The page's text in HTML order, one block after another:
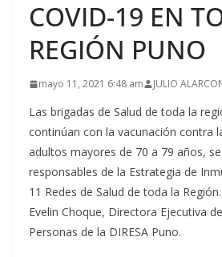
COVID-19 EN
REGIÓN PUNO
mayo 11, 2021 6:48 am JULIO
Las brigadas de Salud de toda la
continúan con la vacunación contra
adultos mayores de 70 a 79 años,
responsables de la Estrategia de
11 Redes de Salud de toda la
Evelin Choque, Directora Ejecutiva
Personas de la DIRESA Puno.